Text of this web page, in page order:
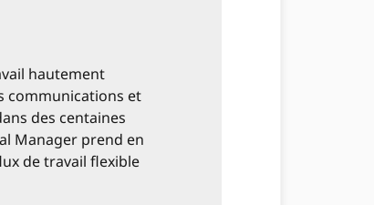
hautement
communications et
des centaines
Manager prend en
de travail flexible